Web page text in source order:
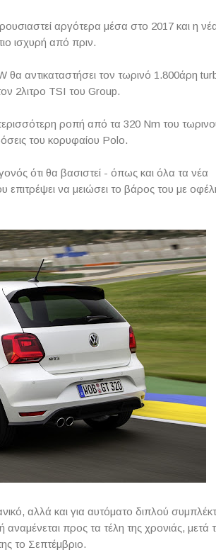
αργότερα μέσα στο 2017 και η
ισχυρή από πριν.
θα αντικαταστήσει τον τωρινό 1.800άρη
2λιτρο TSI του Group.
ροπή από τα 320 Nm του
του κορυφαίου Polo.
ότι θα βασιστεί - όπως και όλα τα νέα
να μειώσει το βάρος του με
αλλά και για αυτόματο διπλού
προς τα τέλη της χρονιάς, μετά
το Σεπτέμβριο.